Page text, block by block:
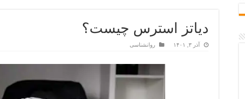
دیاتز استرس چیست؟
آذر ۳, ۱۴۰۱ روانشناسی